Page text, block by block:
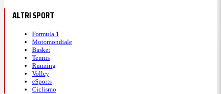
ALTRI SPORT
Formula 1
Motomondiale
Basket
Tennis
Running
Volley
eSports
Ciclismo